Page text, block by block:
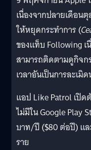
เนื่องจากปลายเดือน
ให้หยุดกระทำการ (
ของแท็บ Following
สามารถติดตามดูกิจ
เวลาอันเป็นการละเมิ
แอป Like Patrol เปิด
ไม่มีใน Google Play
บาท/ปี ($80 ต่อปี) แ
ราย